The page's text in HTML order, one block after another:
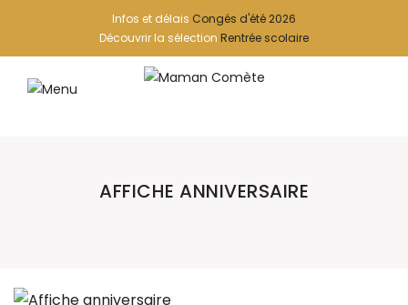
Infos et délais Congés d'été 2026
Découvrir la sélection Rentrée scolaire
AFFICHE ANNIVERSAIRE